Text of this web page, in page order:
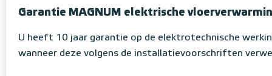
Garantie MAGNUM elektrische
U heeft 10 jaar garantie op de elektrotechnische
wanneer deze volgens de installatievoorschriften